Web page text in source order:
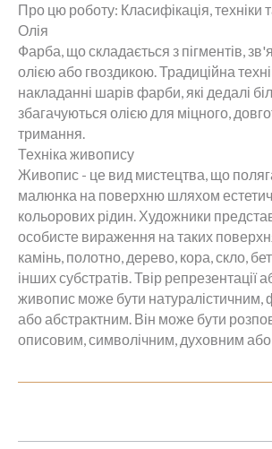
Про цю роботу: Класифікація, техніки
Олія
Фарба, що складається з пігментів,
олією або гвоздикою. Традиційна
накладанні шарів фарби, які дедалі
збагачуються олією для міцного,
тримання.
Техніка живопису
Живопис - це вид мистецтва, що
малюнка на поверхню шляхом
кольорових рідин. Художники
особисте вираження на таких
камінь, полотно, дерево, кора, скло,
інших субстратів. Твір репрезентації
живопис може бути натуралістичним,
або абстрактним. Він може бути
описовим, символічним, духовним